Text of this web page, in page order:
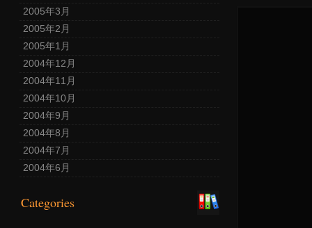
2005年3月
2005年2月
2005年1月
2004年12月
2004年11月
2004年10月
2004年9月
2004年8月
2004年7月
2004年6月
Categories